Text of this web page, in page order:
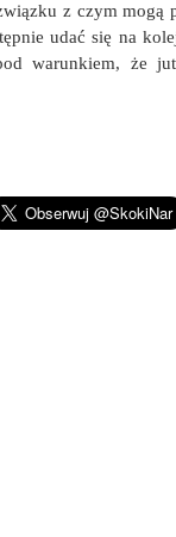
z czym mogą
udać się na
warunkiem, że